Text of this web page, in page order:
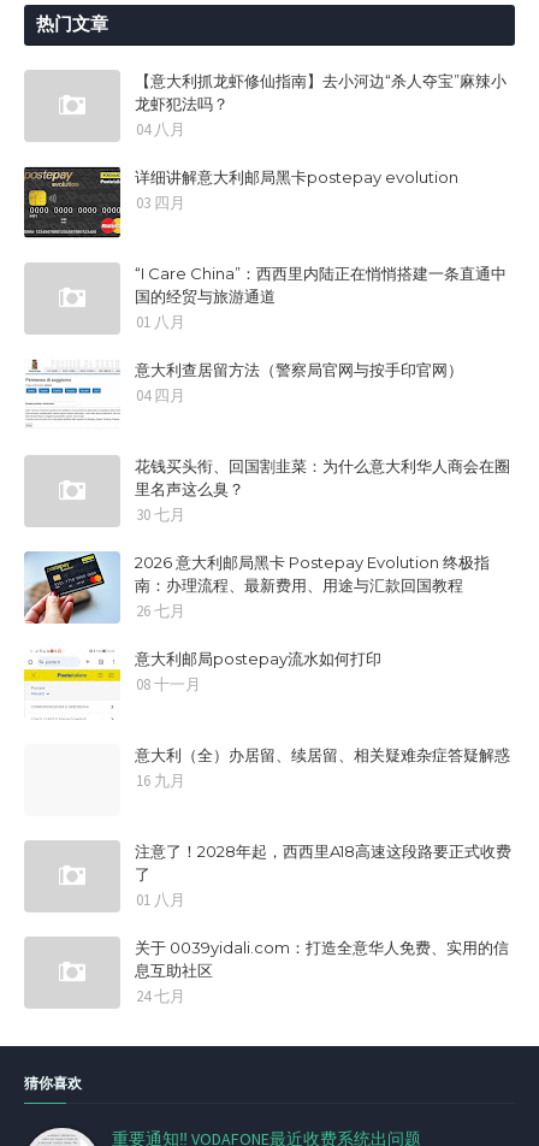
热门文章
【意大利抓龙虾修仙指南】去小河边“杀人夺宝”麻辣小
龙虾犯法吗？
04 八月
详细讲解意大利邮局黑卡postepay evolution
03 四月
“I Care China”：西西里内陆正在悄悄搭建一条直通中
国的经贸与旅游通道
01 八月
意大利查居留方法（警察局官网与按手印官网）
04 四月
花钱买头衔、回国割韭菜：为什么意大利华人商会在圈
里名声这么臭？
30 七月
2026 意大利邮局黑卡 Postepay Evolution 终极指
南：办理流程、最新费用、用途与汇款回国教程
26 七月
意大利邮局postepay流水如何打印
08 十一月
意大利（全）办居留、续居留、相关疑难杂症答疑解惑
16 九月
注意了！2028年起，西西里A18高速这段路要正式收费
了
01 八月
关于 0039yidali.com：打造全意华人免费、实用的信
息互助社区
24 七月
猜你喜欢
重要通知‼️ VODAFONE最近收费系统出问题